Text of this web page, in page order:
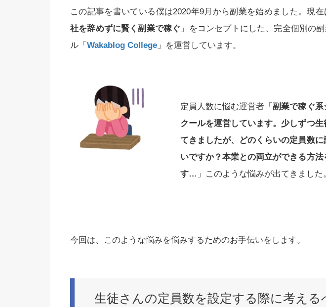
この記事を書いている僕は2020年9月から副業を始めました。現在
社を辞めずに賢く副業で稼ぐ 」をコンセプトにした、完全個別の
ル「 Wakablog College 」を運営しています。
定員人数に悩む運営者「副業で稼ぐ系
クールを運営しています。少しずつ生
てきましたが、どのくらいの定員数に
いですか？本業との両立ができる方
す… 」このような悩みが出てきました。
今回は、このような悩みを悩みするためのお手伝いをします。
生徒さんの定員数を設定する際に考える